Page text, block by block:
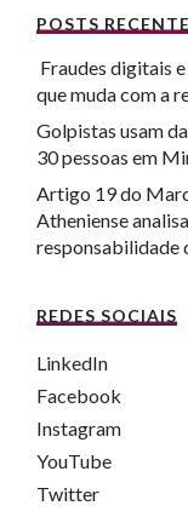
POSTS
Fraudes digitais
que muda com a
Golpistas usam
30 pessoas em
Artigo 19 do
Atheniense
responsabilidade
REDES SOCIAIS
LinkedIn
Facebook
Instagram
YouTube
Twitter